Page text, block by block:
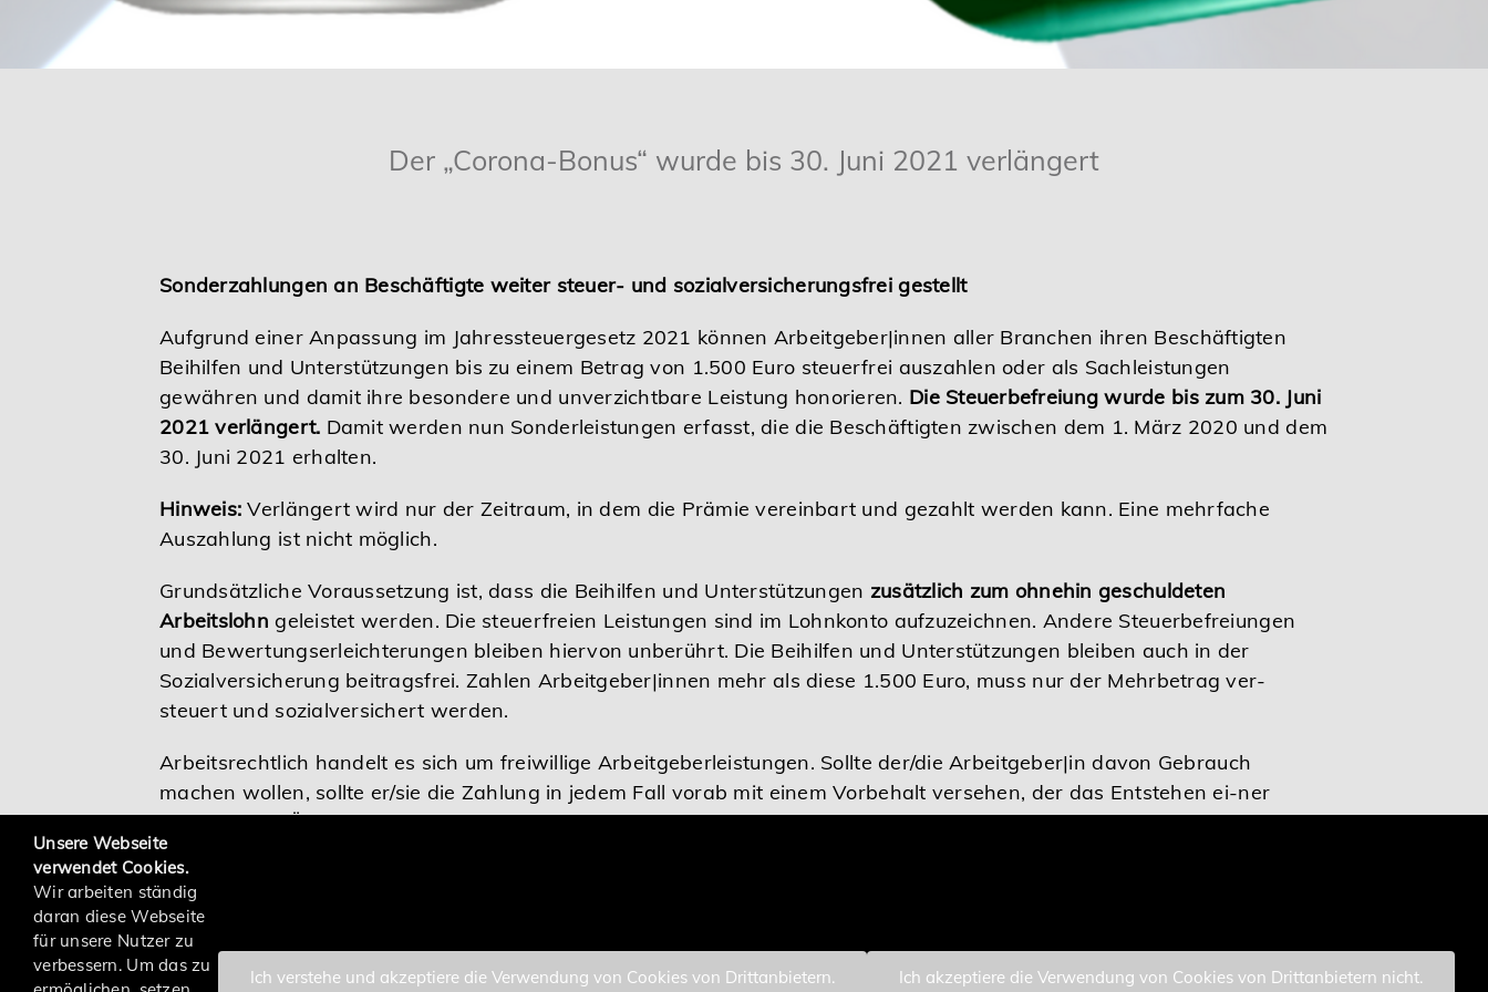
Karriere
Der „Corona-Bonus“ wurde bis 30. Juni 2021 verlängert
Sonderzahlungen an Beschäftigte weiter steuer- und sozialversicherungsfrei gestellt
Aufgrund einer Anpassung im Jahressteuergesetz 2021 können Arbeitgeber|innen aller Branchen ihren Beschäftigten
Beihilfen und Unterstützungen bis zu einem Betrag von 1.500 Euro steuerfrei auszahlen oder als Sachleistungen
gewähren und damit ihre besondere und unverzichtbare Leistung honorieren. Die Steuerbefreiung wurde bis zum 30. Juni
2021 verlängert. Damit werden nun Sonderleistungen erfasst, die die Beschäftigten zwischen dem 1. März 2020 und dem
30. Juni 2021 erhalten.
Hinweis: Verlängert wird nur der Zeitraum, in dem die Prämie vereinbart und gezahlt werden kann. Eine mehrfache
Auszahlung ist nicht möglich.
Grundsätzliche Voraussetzung ist, dass die Beihilfen und Unterstützungen zusätzlich zum ohnehin geschuldeten
Arbeitslohn geleistet werden. Die steuerfreien Leistungen sind im Lohnkonto aufzuzeichnen. Andere Steuerbefreiungen
und Bewertungserleichterungen bleiben hiervon unberührt. Die Beihilfen und Unterstützungen bleiben auch in der
Sozialversicherung beitragsfrei. Zahlen Arbeitgeber|innen mehr als diese 1.500 Euro, muss nur der Mehrbetrag ver-
steuert und sozialversichert werden.
Arbeitsrechtlich handelt es sich um freiwillige Arbeitgeberleistungen. Sollte der/die Arbeitgeber|in davon Gebrauch
machen wollen, sollte er/sie die Zahlung in jedem Fall vorab mit einem Vorbehalt versehen, der das Entstehen ei-ner
betrieblichen Übung verhindert
Stand: 04. Mai 2021
Unsere Webseite
verwendet Cookies.
Wir arbeiten ständig
daran diese Webseite
für unsere Nutzer zu
verbessern. Um das zu
Ich verstehe und akzeptiere die Verwendung von Cookies von Drittanbietern. Ich akzeptiere die Verwendung von Cookies von Drittanbietern nicht.